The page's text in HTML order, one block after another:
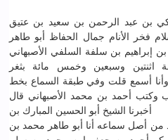
مكي بن عبد الرحمن بن سعيد بن عتيق
فخر الأنام جمال الحفاظ أبو طاهر
إبراهيم بن سلفة السلفي الأصبهاني
وسبعين وخمس مائة بثغر
وأنا أسمع قلت وفي طبقة السماع بخط
وكتب أحمد بن محمد الأصبهاني قال
أخبرنا الشيخ أبو الحسين المبارك بن
من أصل سماعه أنا أبو طاهر محمد بن